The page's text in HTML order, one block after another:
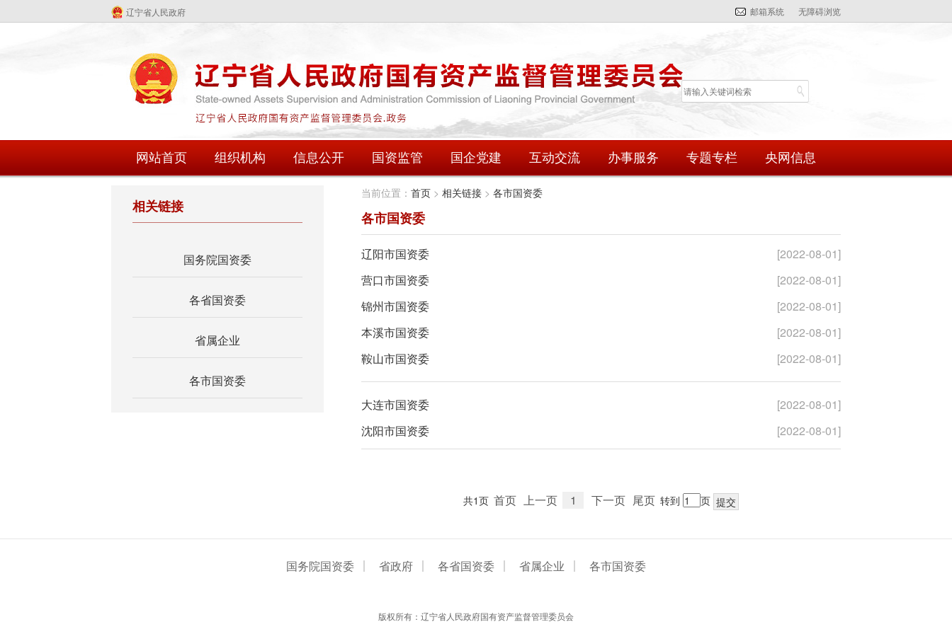
辽宁省人民政府 邮箱系统 无障碍浏览
网站首页 组织机构 信息公开 国资监管 国企党建 互动交流 办事服务 专题专栏 央网信息
相关链接
国务院国资委
各省国资委
省属企业
各市国资委
当前位置：首页 >相关链接 >各市国资委
各市国资委
辽阳市国资委
[2022-08-01]
营口市国资委
[2022-08-01]
锦州市国资委
[2022-08-01]
本溪市国资委
[2022-08-01]
鞍山市国资委
[2022-08-01]
大连市国资委
[2022-08-01]
沈阳市国资委
[2022-08-01]
共1页 首页 上一页 1 下一页 尾页 转到 页
国务院国资委 省政府 各省国资委 省属企业 各市国资委
版权所有：辽宁省人民政府国有资产监督管理委员会